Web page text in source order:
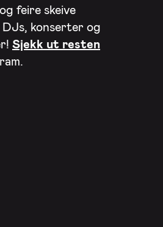
feire skeive
konserter og
Sjekk ut resten